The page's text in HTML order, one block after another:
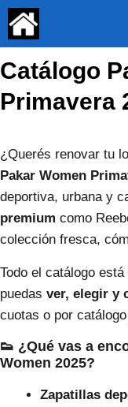
Saltar
contenido
Catálogo
Primavera
¿Querés renovar tu
Pakar Women
deportiva, urbana y
premium como
colección fresca,
Todo el catálogo
puedas ver, elegir y
cuotas o por
👟 ¿Qué vas a
Women 2025?
Zapatillas